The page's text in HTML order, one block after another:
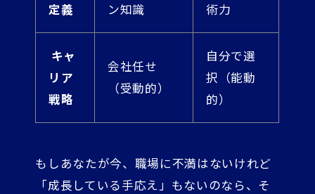
定義
ン知識
術力
キャ
リア
戦略
会社任せ
（受動的）
自分で選
択（能動
的）
もしあなたが今、職場に不満はないけれど
「成長している手応え」もないのなら、そ